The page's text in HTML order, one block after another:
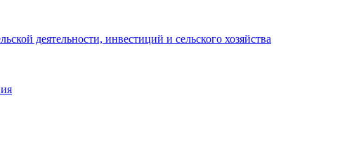
деятельности, инвестиций и сельского хозяйства